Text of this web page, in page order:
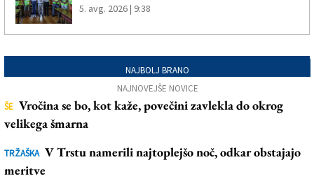
5. avg. 2026 | 9:38
NAJBOLJ BRANO
NAJNOVEJŠE NOVICE
ŠE Vročina se bo, kot kaže, povečini zavlekla do okrog
velikega šmarna
TRŽAŠKA V Trstu namerili najtoplejšo noč, odkar obstajajo
meritve